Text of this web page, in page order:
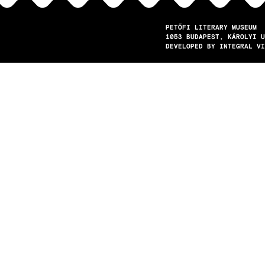
PETŐFI LITERARY MUSEUM
1053
BUDAPEST
KÁROLYI
DEVELOPED BY INTEGRAL